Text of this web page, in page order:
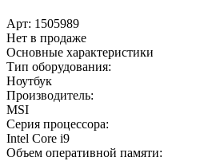
Арт: 1505989
Нет в продаже
Основные характеристики
Тип оборудования:
Ноутбук
Производитель:
MSI
Серия процессора:
Intel Core i9
Объем оперативной памяти: